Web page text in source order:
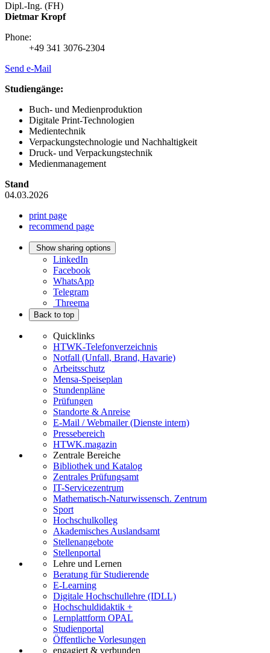
Dipl.-Ing. (FH)
Dietmar Kropf
Phone:
+49 341 3076-2304
Send e-Mail
Studiengänge:
Buch- und Medienproduktion
Digitale Print-Technologien
Medientechnik
Verpackungstechnologie und Nachhaltigkeit
Druck- und Verpackungstechnik
Medienmanagement
Stand
04.03.2026
print page
recommend page
Show sharing options
LinkedIn
Facebook
WhatsApp
Telegram
Threema
Back to top
Quicklinks
HTWK-Telefonverzeichnis
Notfall (Unfall, Brand, Havarie)
Arbeitsschutz
Mensa-Speiseplan
Stundenpläne
Prüfungen
Standorte & Anreise
E-Mail / Webmailer (Dienste intern)
Pressebereich
HTWK.magazin
Zentrale Bereiche
Bibliothek und Katalog
Zentrales Prüfungsamt
IT-Servicezentrum
Mathematisch-Naturwissensch. Zentrum
Sport
Hochschulkolleg
Akademisches Auslandsamt
Stellenangebote
Stellenportal
Lehre und Lernen
Beratung für Studierende
E-Learning
Digitale Hochschullehre (IDLL)
Hochschuldidaktik +
Lernplattform OPAL
Studienportal
Öffentliche Vorlesungen
engagiert & verbunden